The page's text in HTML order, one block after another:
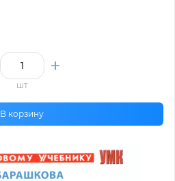
шт
В корзину